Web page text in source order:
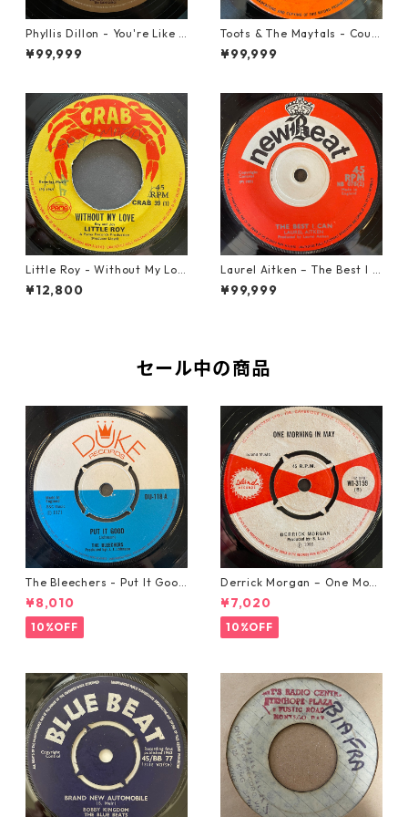
Phyllis Dillon - You're Like H
eaven To Me【7-21913】
¥99,999
Toots & The Maytals - Coun
try Road【7-21951】
¥99,999
Little Roy - Without My Lov
e【7-21990】
¥12,800
Laurel Aitken ‎– The Best I C
an【7-22012】
¥99,999
セール中の商品
The Bleechers - Put It Good
【7-21637】
¥8,010
10%OFF
Derrick Morgan – One Morn
ing In May【7-21653】
¥7,020
10%OFF